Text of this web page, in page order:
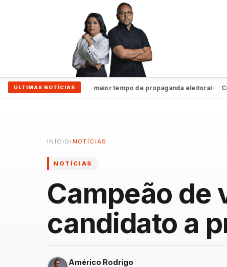
ÚLTIMAS NOTÍCIAS
João Campos garante maior tempo de propaganda eleitoral●
INÍCIO ›NOTÍCIAS
NOTÍCIAS
Campeão de
candidato a
Américo Rodrigo